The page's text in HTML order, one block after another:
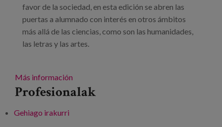
favor de la sociedad, en esta edición se abren las
puertas a alumnado con interés en otros ámbitos
más allá de las ciencias, como son las humanidades,
las letras y las artes.
Más información
Profesionalak
Gehiago irakurri